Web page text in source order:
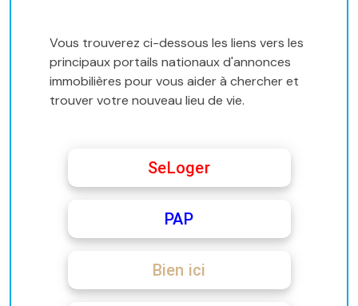
Vous trouverez ci-dessous les liens vers les
principaux portails nationaux d'annonces
immobilières pour vous aider à chercher et
trouver votre nouveau lieu de vie.
SeLoger
PAP
Bien ici